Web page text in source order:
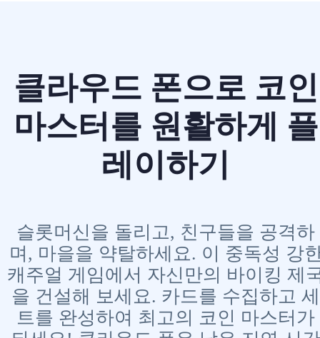
클라우드 폰으로 코인
마스터를 원활하게 플
레이하기
슬롯머신을 돌리고, 친구들을 공격하
며, 마을을 약탈하세요. 이 중독성 강
캐주얼 게임에서 자신만의 바이킹 제
을 건설해 보세요. 카드를 수집하고 세
트를 완성하여 최고의 코인 마스터가